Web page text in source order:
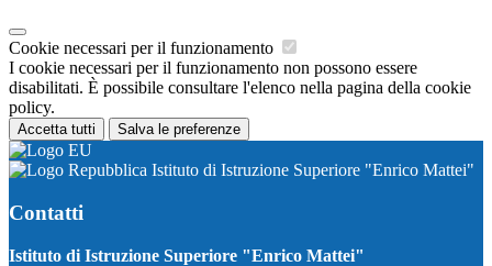
Cookie necessari per il funzionamento
I cookie necessari per il funzionamento non possono essere
disabilitati. È possibile consultare l'elenco nella pagina della cookie
policy.
Accetta tutti Salva le preferenze
Istituto di Istruzione Superiore "Enrico Mattei"
Contatti
Istituto di Istruzione Superiore "Enrico Mattei"